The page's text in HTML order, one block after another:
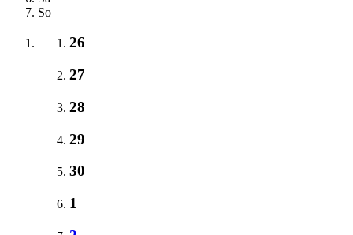
So
26
27
28
29
30
1